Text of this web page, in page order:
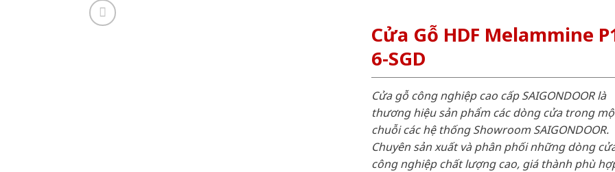
Cửa Gỗ HDF Melammine
6-SGD
Cửa gỗ công nghiệp cao cấp SAIGONDOOR là
thương hiệu sản phẩm các dòng cửa trong
chuỗi các hệ thống Showroom SAIGONDOOR.
Chuyên sản xuất và phân phối những dòng
công nghiệp chất lượng cao, giá thành phù